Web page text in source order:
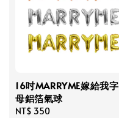
16吋MARRYME嫁給我字
母鋁箔氣球
Regular
NT$ 350